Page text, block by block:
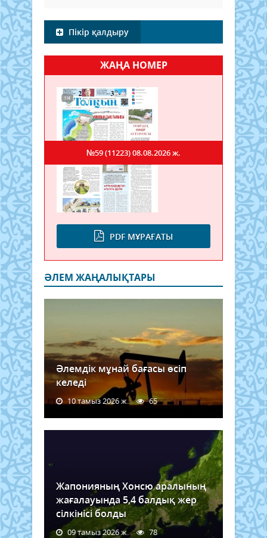
Пікір қалдыру
ЖАҢА НОМЕР
PDF МҰРАҒАТЫ
№59 (11223)08.08.2026 ж.
ӘЛЕМ ЖАҢАЛЫҚТАРЫ
Әлемдік мұнай бағасы өсіп
келеді
10 тамыз 2026 ж. 65
Жапонияның Хонсю аралының
жағалауында 5,4 балдық жер
сілкінісі болды
09 тамыз 2026 ж. 78